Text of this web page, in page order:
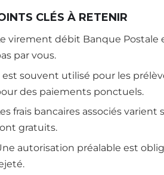
CLÉS À RETENIR
virement débit Banque Postale
par vous.
est souvent utilisé pour les
des paiements ponctuels.
frais bancaires associés
gratuits.
autorisation préalable est